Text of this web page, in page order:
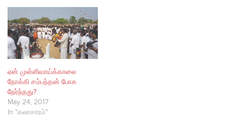
ஏன் முள்ளிவாய்க்காலை
நோக்கி சம்பந்தன் போக
நேர்ந்தது?
May 24, 2017
In "கலாசாரம்"